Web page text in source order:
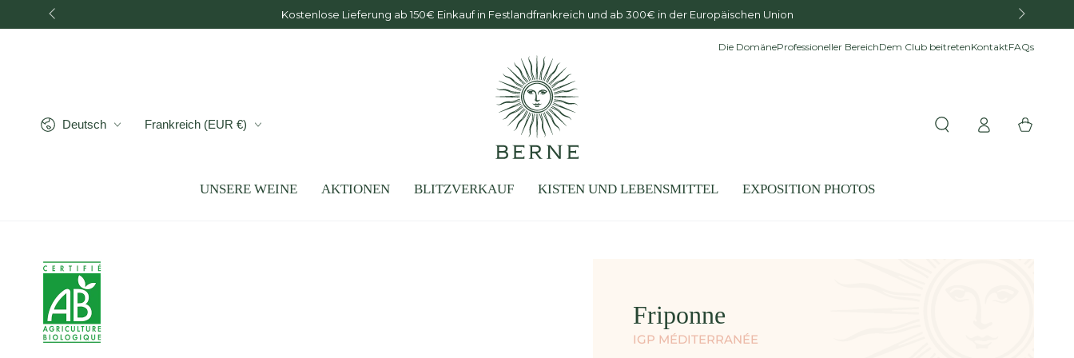
ZUM INHALT
SPRINGEN
Kostenlose Lieferung ab 150€ Einkauf in Festlandfrankreich und ab 300€ in der Europäischen Union
Die DomäneProfessioneller BereichDem Club beitretenKontaktFAQs
SpracheDeutsch Land/Region
Frankreich (EUR €)
UNSERE WEINE AKTIONEN BLITZVERKAUF KISTEN UND LEBENSMITTEL EXPOSITION PHOTOS
EinloggenWarenkorb
ZU DEN
PRODUKTINFORMATIONEN
SPRINGEN
Friponne
IGP MÉDITERRANÉE